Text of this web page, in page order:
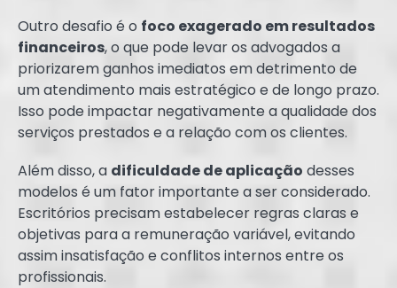
Outro desafio é o foco exagerado em resultados
financeiros, o que pode levar os advogados a
priorizarem ganhos imediatos em detrimento de
um atendimento mais estratégico e de longo prazo.
Isso pode impactar negativamente a qualidade dos
serviços prestados e a relação com os clientes.
Além disso, a dificuldade de aplicação desses
modelos é um fator importante a ser considerado.
Escritórios precisam estabelecer regras claras e
objetivas para a remuneração variável, evitando
assim insatisfação e conflitos internos entre os
profissionais.